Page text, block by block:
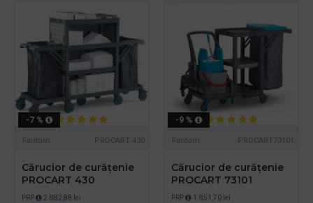
-7 %
Fantom PROCART 430
Cărucior de curățenie
PROCART 430
PRP 2.882,88 lei
-9 %
Fantom PROCART73101
Cărucior de curățenie
PROCART 73101
PRP 1.851,70 lei